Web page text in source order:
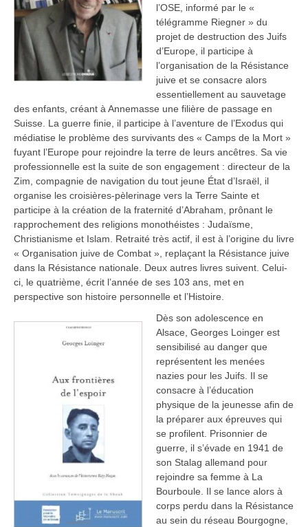
l’OSE, informé par le «
télégramme Riegner » du
projet de destruction des Juifs
d’Europe, il participe à
l’organisation de la Résistance
juive et se consacre alors
essentiellement au sauvetage
des enfants, créant à Annemasse une filière de passage en
Suisse. La guerre finie, il participe à l’aventure de l’Exodus qui
médiatise le problème des survivants des « Camps de la Mort »
fuyant l’Europe pour rejoindre la terre de leurs ancêtres. Sa vie
professionnelle est la suite de son engagement : directeur de la
Zim, compagnie de navigation du tout jeune État d’Israël, il
organise les croisières-pèlerinage vers la Terre Sainte et
participe à la création de la fraternité d’Abraham, prônant le
rapprochement des religions monothéistes : Judaïsme,
Christianisme et Islam. Retraité très actif, il est à l’origine du livre
« Organisation juive de Combat », replaçant la Résistance juive
dans la Résistance nationale. Deux autres livres suivent. Celui-
ci, le quatrième, écrit l’année de ses 103 ans, met en
perspective son histoire personnelle et l’Histoire.
Dès son adolescence en
Alsace, Georges Loinger est
sensibilisé au danger que
représentent les menées
nazies pour les Juifs. Il se
consacre à l’éducation
physique de la jeunesse afin de
la préparer aux épreuves qui
se profilent. Prisonnier de
guerre, il s’évade en 1941 de
son Stalag allemand pour
rejoindre sa femme à La
Bourboule. Il se lance alors à
corps perdu dans la Résistance
au sein du réseau Bourgogne,